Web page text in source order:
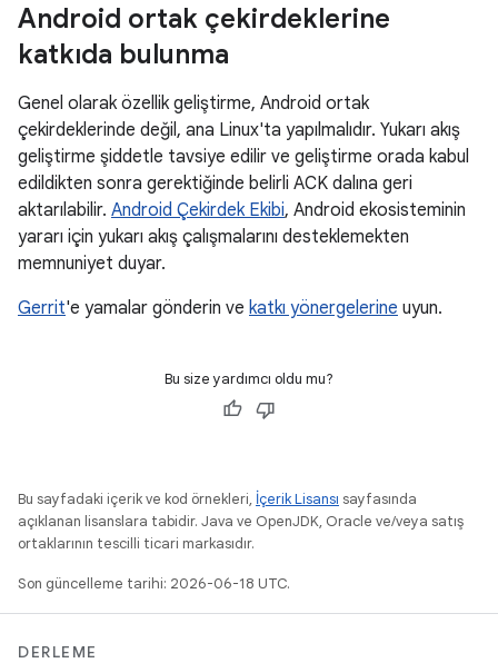
Android ortak çekirdeklerine
katkıda bulunma
Genel olarak özellik geliştirme, Android ortak
çekirdeklerinde değil, ana Linux'ta yapılmalıdır. Yukarı akış
geliştirme şiddetle tavsiye edilir ve geliştirme orada kabul
edildikten sonra gerektiğinde belirli ACK dalına geri
aktarılabilir. Android Çekirdek Ekibi, Android ekosisteminin
yararı için yukarı akış çalışmalarını desteklemekten
memnuniyet duyar.
Gerrit'e yamalar gönderin ve katkı yönergelerine uyun.
Bu size yardımcı oldu mu?
Bu sayfadaki içerik ve kod örnekleri, İçerik Lisansı sayfasında
açıklanan lisanslara tabidir. Java ve OpenJDK, Oracle ve/veya satış
ortaklarının tescilli ticari markasıdır.
Son güncelleme tarihi: 2026-06-18 UTC.
DERLEME